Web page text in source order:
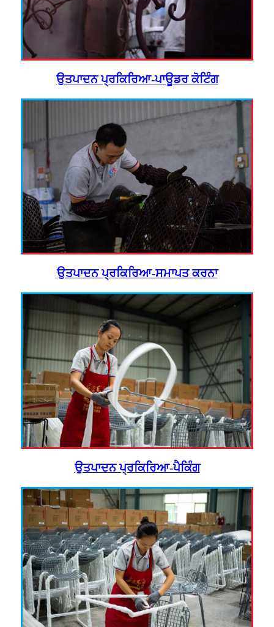
ਉਤਪਾਦਨ ਪ੍ਰਕਿਰਿਆ-ਪਾਊਡਰ ਕੋਟਿੰਗ
ਉਤਪਾਦਨ ਪ੍ਰਕਿਰਿਆ-ਸਮਾਪਤ ਕਰਨਾ
ਉਤਪਾਦਨ ਪ੍ਰਕਿਰਿਆ-ਪੈਕਿੰਗ